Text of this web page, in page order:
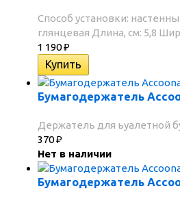
Способ установки:
глянцевая Длина, см: 5,8
1 190₽
Бумагодержатель
Держатель для ьуалетной
370₽
Нет в наличии
Бумагодержатель